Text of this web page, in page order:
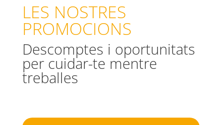
LES NOSTRES
PROMOCIONS
Descomptes i oportunitats
per cuidar-te mentre
treballes